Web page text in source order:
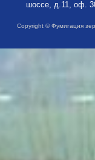
шоссе, д.11, оф.
Copyright © Фумигация